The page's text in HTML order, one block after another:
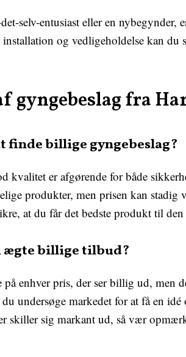
selv-entusiast eller en
og vedligeholdelse kan du
gyngebeslag fra
finde billige gyngebeslag?
kvalitet er afgørende for både
produkter, men prisen kan
at du får det bedste produkt til den
ægte billige tilbud?
på enhver pris, der ser billig ud,
undersøge markedet for at få en
skiller sig markant ud, så vær